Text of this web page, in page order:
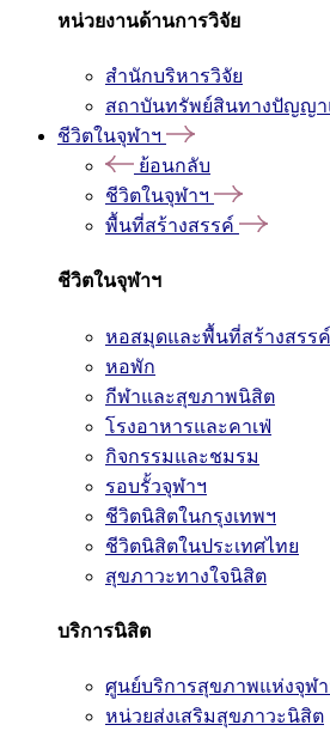
หน่วยงานด้านการวิจัย
สำนักบริหารวิจัย
สถาบันทรัพย์สินทางปัญญา
ชีวิตในจุฬาฯ
ย้อนกลับ
ชีวิตในจุฬาฯ
พื้นที่สร้างสรรค์
ชีวิตในจุฬาฯ
หอสมุดและพื้นที่สร้างสรรค์
หอพัก
กีฬาและสุขภาพนิสิต
โรงอาหารและคาเฟ่
กิจกรรมและชมรม
รอบรั้วจุฬาฯ
ชีวิตนิสิตในกรุงเทพฯ
ชีวิตนิสิตในประเทศไทย
สุขภาวะทางใจนิสิต
บริการนิสิต
ศูนย์บริการสุขภาพแห่งจุฬา
หน่วยส่งเสริมสุขภาวะนิสิต